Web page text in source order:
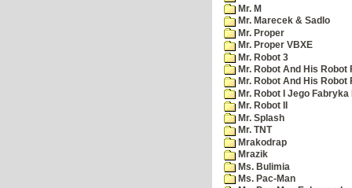
Mr. M
Mr. Marecek & Sadlo
Mr. Proper
Mr. Proper VBXE
Mr. Robot 3
Mr. Robot And His Robot
Mr. Robot And His
Mr. Robot I Jego Fabryka
Mr. Robot II
Mr. Splash
Mr. TNT
Mrakodrap
Mrazik
Ms. Bulimia
Ms. Pac-Man